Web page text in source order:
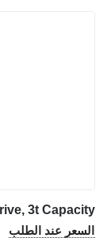
السعر عند الطلب